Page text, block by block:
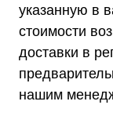
указанную в
стоимости
доставки в
нашим
Стабилизаторы